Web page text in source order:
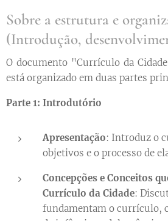
Sobre a estrutura e
(Introdução,
O documento "Currículo da
está organizado em duas partes
Parte 1: Introdutório
Apresentação: Introduz o
objetivos e o processo de
Concepções e Conceitos
Currículo da Cidade:
fundamentam o currículo,